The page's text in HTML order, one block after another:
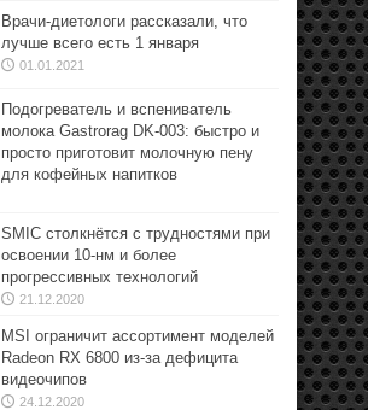
Врачи-диетологи рассказали, что
лучше всего есть 1 января
01.01.2021
Подогреватель и вспениватель
молока Gastrorag DK-003: быстро и
просто приготовит молочную пену
для кофейных напитков
SMIC столкнётся с трудностями при
освоении 10-нм и более
прогрессивных технологий
21.12.2020
MSI ограничит ассортимент моделей
Radeon RX 6800 из-за дефицита
видеочипов
24.12.2020